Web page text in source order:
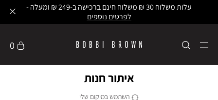
עלות משלוח 30 ₪ משלוח חינם ברכישה ב-249 ₪ ומעלה -
לפרטים נוספים
0
איתור חנות
השתמש במיקום שלי